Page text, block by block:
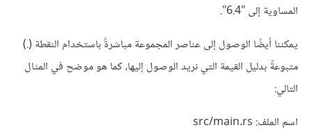
المساوية إلى "6.4".
يمكننا أيضًا الوصول إلى عناصر المجموعة مباشرةً باستخدام النقطة (.)
متبوعةً بدليل القيمة التي نريد الوصول إليها، كما هو موضح في المثال
التالي:
اسم الملف: src/main.rs